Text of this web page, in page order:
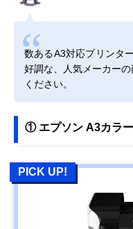
数あるA3対応プリンタ
好調な、人気メーカー
ください。
① エプソン A3カラ
PICK UP!